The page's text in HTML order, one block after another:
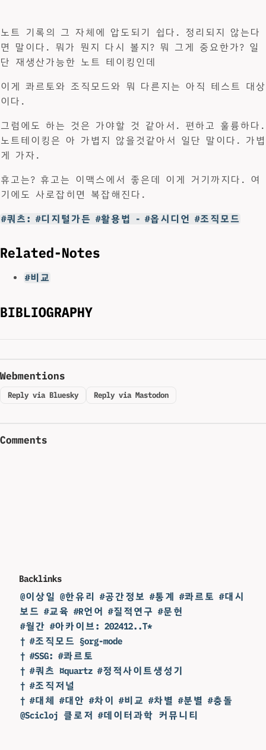
노트 기록의 그 자체에 압도되기 쉽다. 정리되지 않는다
면 말이다. 뭐가 뭔지 다시 볼지? 뭐 그게 중요한가? 일
단 재생산가능한 노트 테이킹인데
이게 콰르토와 조직모드와 뭐 다른지는 아직 테스트 대상
이다.
그럼에도 하는 것은 가야할 것 같아서. 편하고 훌륭하다.
노트테이킹은 아 가볍지 않을것같아서 일단 말이다. 가볍
게 가자.
휴고는? 휴고는 이맥스에서 좋은데 이게 거기까지다. 여
기에도 사로잡히면 복잡해진다.
#쿼츠: #디지털가든 #활용법 - #옵시디언 #조직모드
Related-Notes
#비교
BIBLIOGRAPHY
Webmentions
Reply via Bluesky Reply via Mastodon
Comments
Backlinks
@이상일 @한유리 #공간정보 #통계 #콰르토 #대시
보드 #교육 #R언어 #질적연구 #문헌
#월간 #아카이브: 202412..T*
† #조직모드 §org-mode
† #SSG: #콰르토
† #쿼츠 ¤quartz #정적사이트생성기
† #조직저널
† #대체 #대안 #차이 #비교 #차별 #분별 #충돌
@Scicloj 클로저 #데이터과학 커뮤니티